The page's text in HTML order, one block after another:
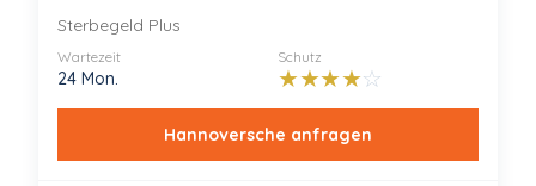
Sterbegeld Plus
Wartezeit
24 Mon.
Schutz
★★★★☆
Hannoversche anfragen